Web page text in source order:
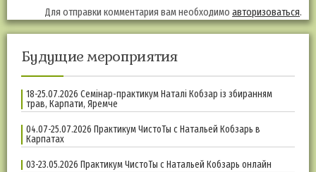
Для отправки комментария вам необходимо авторизоваться.
Будущие мероприятия
18-25.07.2026 Семінар-практикум Наталі Кобзар із збиранням
трав, Карпати, Яремче
04.07-25.07.2026 Практикум ЧистоТы с Натальей Кобзарь в
Карпатах
03-23.05.2026 Практикум ЧистоТы с Натальей Кобзарь онлайн